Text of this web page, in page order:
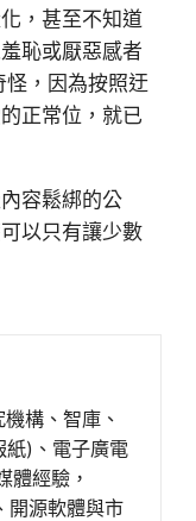
，甚至不知道
恥或厭惡感者
怪，因為按照迂
正常位，就已
容鬆綁的公
以只有讓少數
構、智庫、
紙)、電子廣電
體經驗，
開源軟體與市